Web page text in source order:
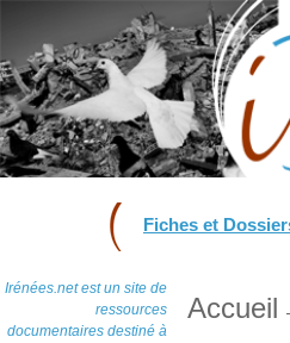
Fiches et
Irénées.net est un site de
ressources
documentaires destiné à
Accueil